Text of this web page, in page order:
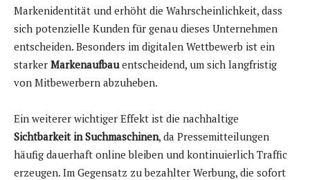
Markenidentität und erhöht die Wahrscheinlichkeit, dass
sich potenzielle Kunden für genau dieses Unternehmen
entscheiden. Besonders im digitalen Wettbewerb ist ein
starker Markenaufbauentscheidend, um sich langfristig
von Mitbewerbern abzuheben.
Ein weiterer wichtiger Effekt ist die nachhaltige
Sichtbarkeit in Suchmaschinen, da Pressemitteilungen
häufig dauerhaft online bleiben und kontinuierlich Traffic
erzeugen. Im Gegensatz zu bezahlter Werbung, die sofort